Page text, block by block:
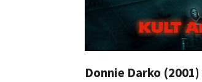
Donnie Darko (2001)